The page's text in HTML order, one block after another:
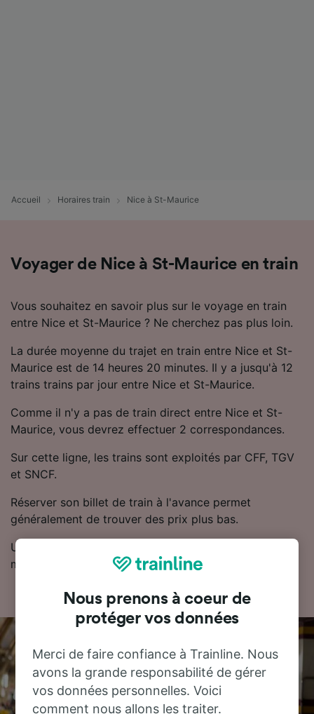
Accueil Horaires train Nice à St-Maurice
Voyager de Nice à St-Maurice en train
Vous souhaitez en savoir plus sur le voyage en train
entre Nice et St-Maurice ? Ne cherchez pas plus loin.
La durée moyenne du trajet en train entre Nice et St-
Maurice est de 14 heures 20 minutes. Il y a jusqu'à 12
trains trains par jour entre Nice et St-Maurice.
Comme il n'y a pas de train direct entre Nice et St-
Maurice, vous devrez effectuer 2 correspondances.
Sur cette ligne, les trains sont exploités par CFF, TGV
et SNCF.
Réserver son billet de train à l'avance permet
généralement de trouver des prix plus bas.
Utilisez notre planificateur de voyage pour obtenir les
meilleurs prix sur vos billets.
Nous prenons à coeur de
protéger vos données
Merci de faire confiance à Trainline. Nous
avons la grande responsabilité de gérer
vos données personnelles. Voici
comment nous allons les traiter.